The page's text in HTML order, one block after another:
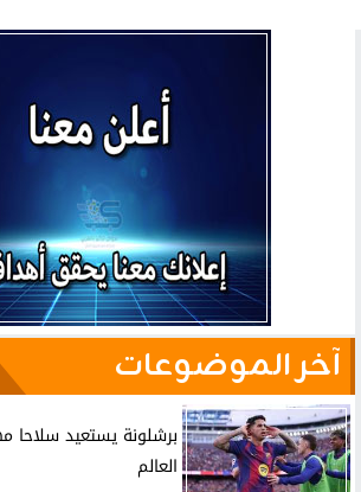
آخر الموضوعات
برشلونة يستعيد
العالم